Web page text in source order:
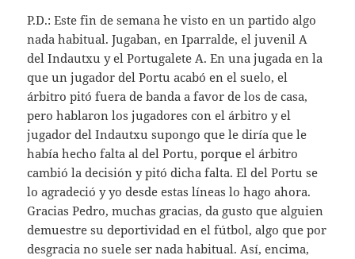
P.D.: Este fin de semana he visto en un partido algo
nada habitual. Jugaban, en Iparralde, el juvenil A
del Indautxu y el Portugalete A. En una jugada en la
que un jugador del Portu acabó en el suelo, el
árbitro pitó fuera de banda a favor de los de casa,
pero hablaron los jugadores con el árbitro y el
jugador del Indautxu supongo que le diría que le
había hecho falta al del Portu, porque el árbitro
cambió la decisión y pitó dicha falta. El del Portu se
lo agradeció y yo desde estas líneas lo hago ahora.
Gracias Pedro, muchas gracias, da gusto que alguien
demuestre su deportividad en el fútbol, algo que por
desgracia no suele ser nada habitual. Así, encima,